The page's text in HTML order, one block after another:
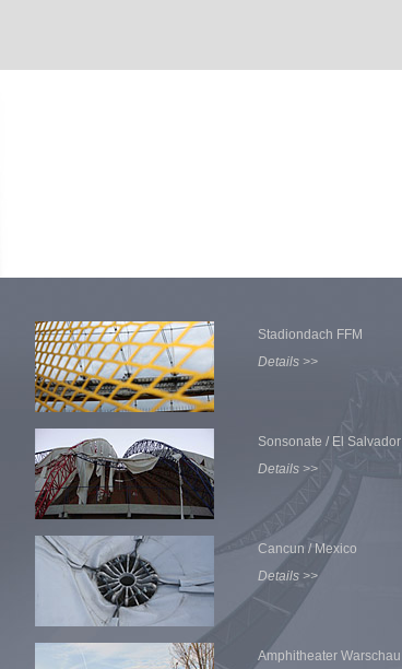
Stadiondach FFM
Details >>
Sonsonate / El Salvador
Details >>
Cancun / Mexico
Details >>
Amphitheater Warschau